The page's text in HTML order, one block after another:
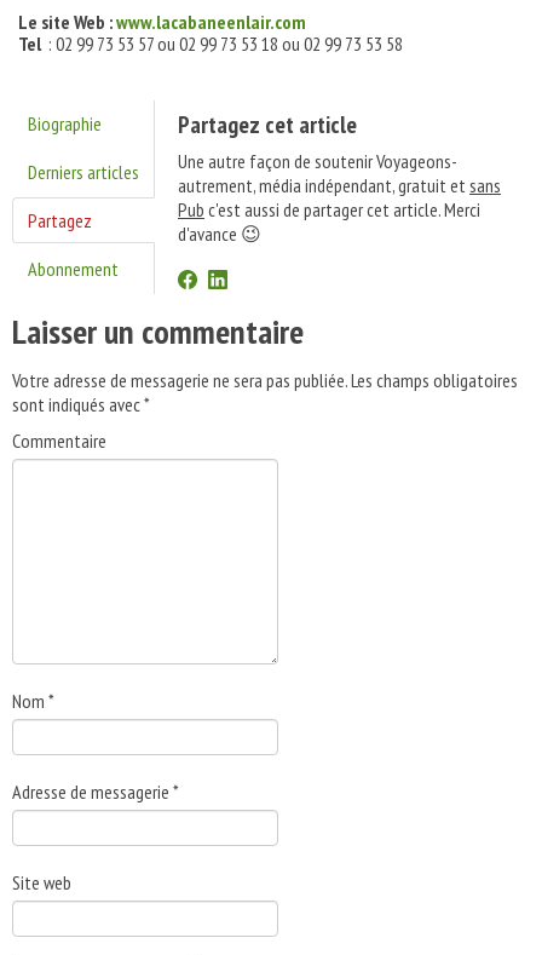
Le site Web :www.lacabaneenlair.com
Tel: 02 99 73 53 57 ou 02 99 73 53 18 ou 02 99 73 53 58
Biographie
Derniers articles
Partagez
Abonnement
Partagez cet article
Une autre façon de soutenir Voyageons-
autrement, média indépendant, gratuit etsans
Pub c'est aussi de partager cet article. Merci
d'avance 😉
Laisser un commentaire
Votre adresse de messagerie ne sera pas publiée.Les champs obligatoires
sont indiqués avec*
Commentaire
Nom *
Adresse de messagerie *
Site web